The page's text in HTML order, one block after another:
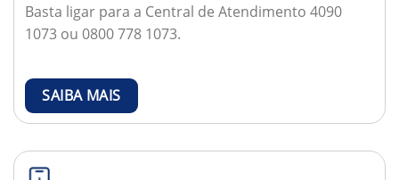
Basta ligar para a Central de Atendimento 4090
1073 ou 0800 778 1073.
SAIBA MAIS